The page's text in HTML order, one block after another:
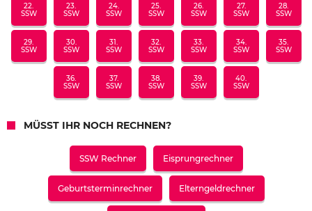
22.
SSW
23.
SSW
24.
SSW
25.
SSW
26.
SSW
27.
SSW
28.
SSW
29.
SSW
30.
SSW
31.
SSW
32.
SSW
33.
SSW
34.
SSW
35.
SSW
36.
SSW
37.
SSW
38.
SSW
39.
SSW
40.
SSW
MÜSST IHR NOCH RECHNEN?
SSW Rechner Eisprungrechner
Geburtsterminrechner Elterngeldrechner